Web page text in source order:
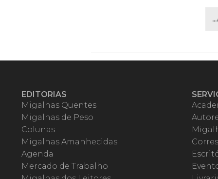
EDITORIAS
Migalhas Quentes
Migalhas de Peso
Colunas
Migalhas Amanhecidas
Agenda
Mercado de Trabalho